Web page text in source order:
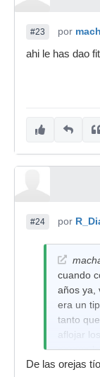
#23 por
ahi le has dao
#24 por
cuando
años ya,
era un
tanto
aflojar
porque
De las orejas